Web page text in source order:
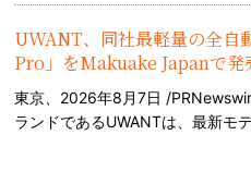
UWANT、同社最軽量の全自
Pro」をMakuake Japanで発
東京、2026年8月7日 /
ランドであるUWANTは、最新モ